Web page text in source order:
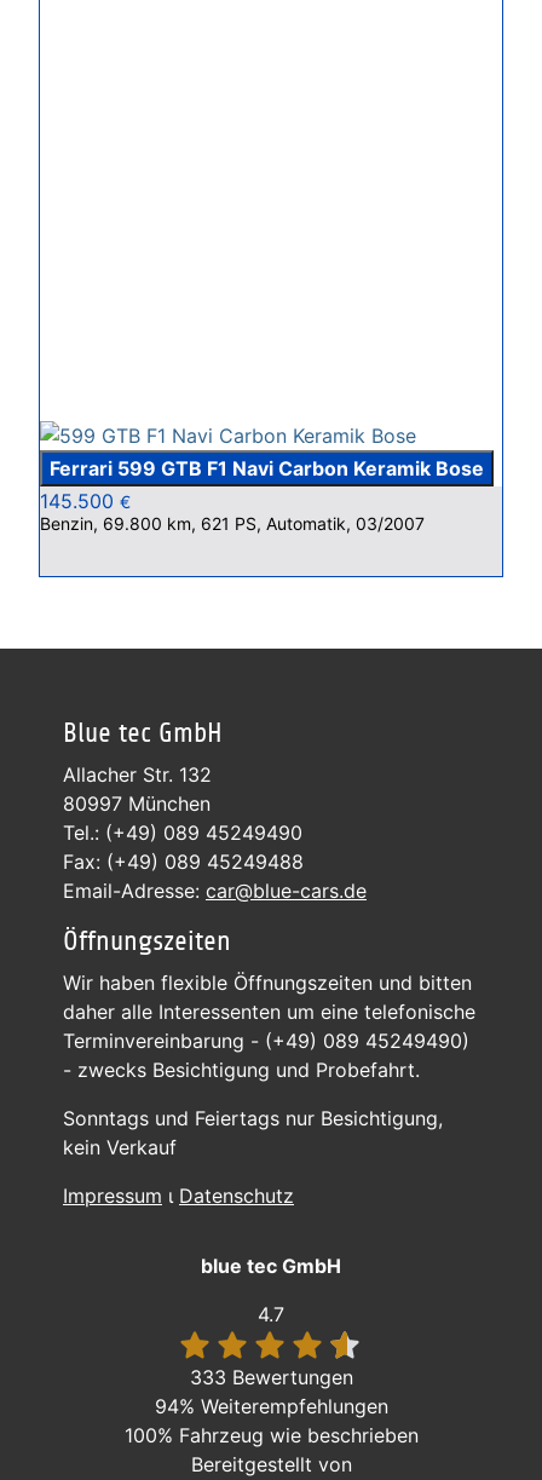
Ferrari 599 GTB F1 Navi Carbon Keramik Bose
145.500 €
Benzin, 69.800 km, 621 PS, Automatik, 03/2007
Blue tec GmbH
Allacher Str. 132
80997 München
Tel.: (+49) 089 45249490
Fax: (+49) 089 45249488
Email-Adresse: car@blue-cars.de
Öffnungszeiten
Wir haben flexible Öffnungszeiten und bitten
daher alle Interessenten um eine telefonische
Terminvereinbarung - (+49) 089 45249490)
- zwecks Besichtigung und Probefahrt.
Sonntags und Feiertags nur Besichtigung,
kein Verkauf
Impressum ι Datenschutz
blue tec GmbH
4.7
333 Bewertungen
94% Weiterempfehlungen
100% Fahrzeug wie beschrieben
Bereitgestellt von